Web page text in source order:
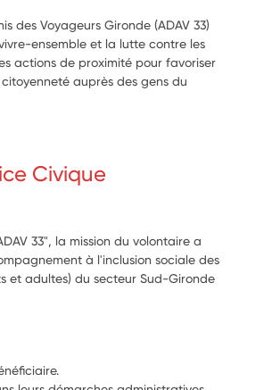
des Voyageurs Gironde (ADAV 33)
ensemble et la lutte contre les
actions de proximité pour favoriser
auprès des gens du
Civique
33", la mission du volontaire a
à l'inclusion sociale des
et adultes) du secteur Sud-Gironde